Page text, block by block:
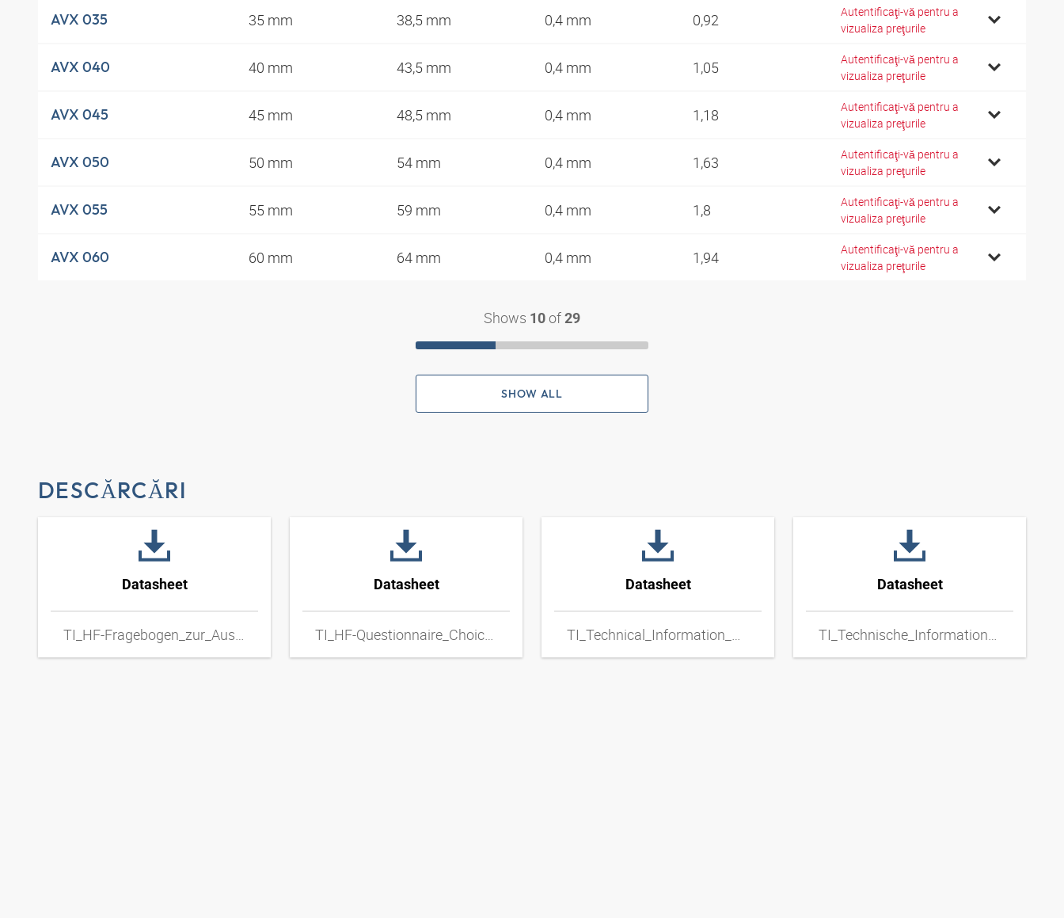
AVX 035 35 mm 38,5 mm 0,4 mm 0,92
Autentificaţi-vă pentru a
vizualiza preţurile
AVX 040 40 mm 43,5 mm 0,4 mm 1,05
Autentificaţi-vă pentru a
vizualiza preţurile
AVX 045 45 mm 48,5 mm 0,4 mm 1,18
Autentificaţi-vă pentru a
vizualiza preţurile
AVX 050 50 mm 54 mm 0,4 mm 1,63
Autentificaţi-vă pentru a
vizualiza preţurile
AVX 055 55 mm 59 mm 0,4 mm 1,8
Autentificaţi-vă pentru a
vizualiza preţurile
AVX 060 60 mm 64 mm 0,4 mm 1,94
Autentificaţi-vă pentru a
vizualiza preţurile
Shows 10 of 29
SHOW ALL
DESCĂRCĂRI
Datasheet
TI_HF-Fragebogen_zur_Auswahl_von_Metall-Schlauchleitungen_DExpdf
Datasheet
TI_HF-Questionnaire_Choice_of_Metal_Hose_Lines_ENxpdf
Datasheet
TI_Technical_Information_Metal_Hoses_ENxpdf
Datasheet
TI_Technische_Informationen_Metallschlaeuche_DExpdf